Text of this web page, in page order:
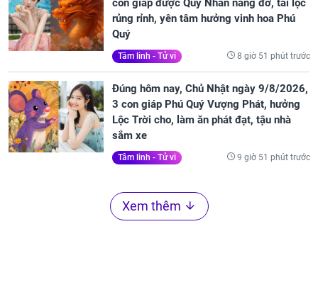
con giáp được Quý Nhân nâng đỡ, tài lộc
rủng rỉnh, yên tâm hưởng vinh hoa Phú
Quý
Tâm linh - Tử vi 8 giờ 51 phút trước
Đúng hôm nay, Chủ Nhật ngày 9/8/2026,
3 con giáp Phú Quý Vượng Phát, hưởng
Lộc Trời cho, làm ăn phát đạt, tậu nhà
sắm xe
Tâm linh - Tử vi 9 giờ 51 phút trước
Xem thêm